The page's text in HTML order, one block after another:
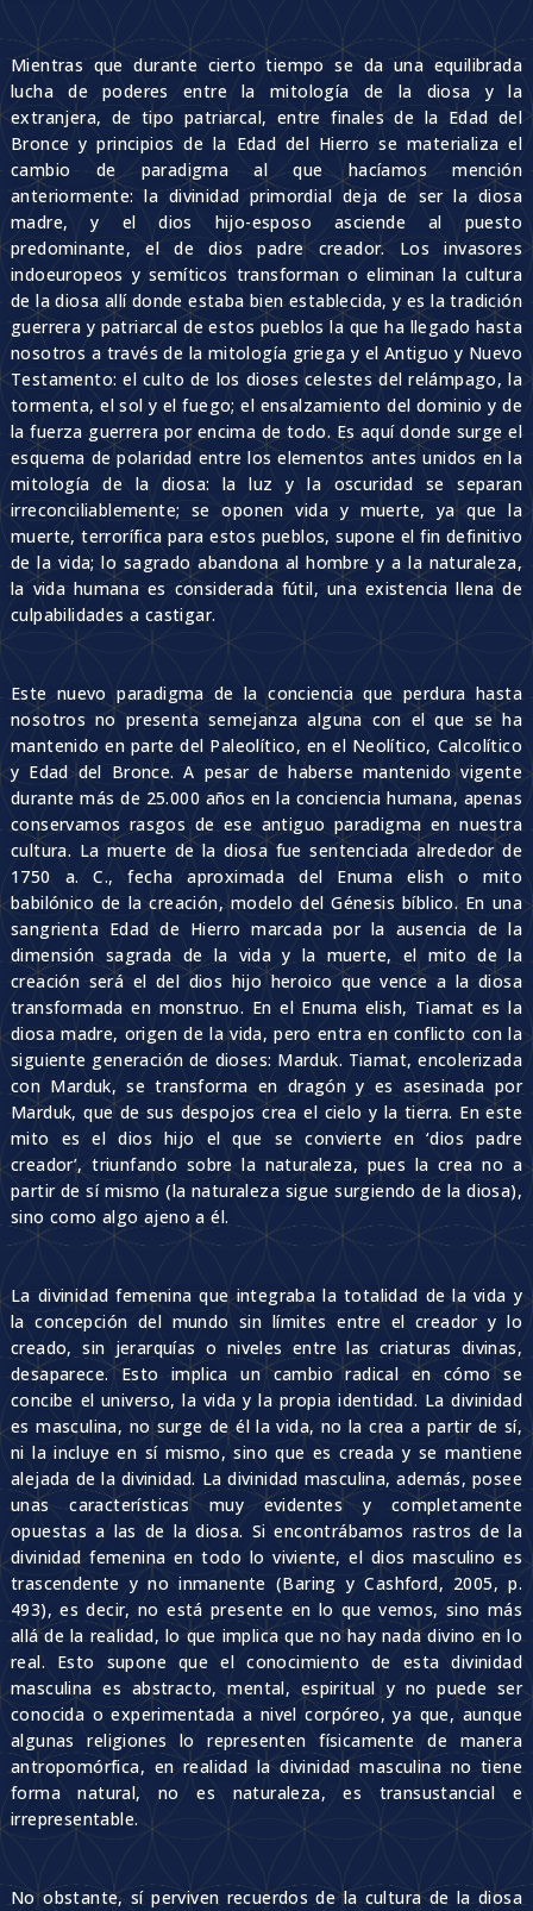
Mientras que durante cierto tiempo se da una equilibrada
lucha de poderes entre la mitología de la diosa y la
extranjera, de tipo patriarcal, entre finales de la Edad del
Bronce y principios de la Edad del Hierro se materializa el
cambio de paradigma al que hacíamos mención
anteriormente: la divinidad primordial deja de ser la diosa
madre, y el dios hijo-esposo asciende al puesto
predominante, el de dios padre creador. Los invasores
indoeuropeos y semíticos transforman o eliminan la cultura
de la diosa allí donde estaba bien establecida, y es la tradición
guerrera y patriarcal de estos pueblos la que ha llegado hasta
nosotros a través de la mitología griega y el Antiguo y Nuevo
Testamento: el culto de los dioses celestes del relámpago, la
tormenta, el sol y el fuego; el ensalzamiento del dominio y de
la fuerza guerrera por encima de todo. Es aquí donde surge el
esquema de polaridad entre los elementos antes unidos en la
mitología de la diosa: la luz y la oscuridad se separan
irreconciliablemente; se oponen vida y muerte, ya que la
muerte, terrorífica para estos pueblos, supone el fin definitivo
de la vida; lo sagrado abandona al hombre y a la naturaleza,
la vida humana es considerada fútil, una existencia llena de
culpabilidades a castigar.
Este nuevo paradigma de la conciencia que perdura hasta
nosotros no presenta semejanza alguna con el que se ha
mantenido en parte del Paleolítico, en el Neolítico, Calcolítico
y Edad del Bronce. A pesar de haberse mantenido vigente
durante más de 25.000 años en la conciencia humana, apenas
conservamos rasgos de ese antiguo paradigma en nuestra
cultura. La muerte de la diosa fue sentenciada alrededor de
1750 a. C., fecha aproximada del Enuma elish o mito
babilónico de la creación, modelo del Génesis bíblico. En una
sangrienta Edad de Hierro marcada por la ausencia de la
dimensión sagrada de la vida y la muerte, el mito de la
creación será el del dios hijo heroico que vence a la diosa
transformada en monstruo. En el Enuma elish, Tiamat es la
diosa madre, origen de la vida, pero entra en conflicto con la
siguiente generación de dioses: Marduk. Tiamat, encolerizada
con Marduk, se transforma en dragón y es asesinada por
Marduk, que de sus despojos crea el cielo y la tierra. En este
mito es el dios hijo el que se convierte en ‘dios padre
creador’, triunfando sobre la naturaleza, pues la crea no a
partir de sí mismo (la naturaleza sigue surgiendo de la diosa),
sino como algo ajeno a él.
La divinidad femenina que integraba la totalidad de la vida y
la concepción del mundo sin límites entre el creador y lo
creado, sin jerarquías o niveles entre las criaturas divinas,
desaparece. Esto implica un cambio radical en cómo se
concibe el universo, la vida y la propia identidad. La divinidad
es masculina, no surge de él la vida, no la crea a partir de sí,
ni la incluye en sí mismo, sino que es creada y se mantiene
alejada de la divinidad. La divinidad masculina, además, posee
unas características muy evidentes y completamente
opuestas a las de la diosa. Si encontrábamos rastros de la
divinidad femenina en todo lo viviente, el dios masculino es
trascendente y no inmanente (Baring y Cashford, 2005, p.
493), es decir, no está presente en lo que vemos, sino más
allá de la realidad, lo que implica que no hay nada divino en lo
real. Esto supone que el conocimiento de esta divinidad
masculina es abstracto, mental, espiritual y no puede ser
conocida o experimentada a nivel corpóreo, ya que, aunque
algunas religiones lo representen físicamente de manera
antropomórfica, en realidad la divinidad masculina no tiene
forma natural, no es naturaleza, es transustancial e
irrepresentable.
No obstante, sí perviven recuerdos de la cultura de la diosa